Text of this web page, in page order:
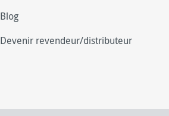
Blog
Devenir revendeur/distributeur